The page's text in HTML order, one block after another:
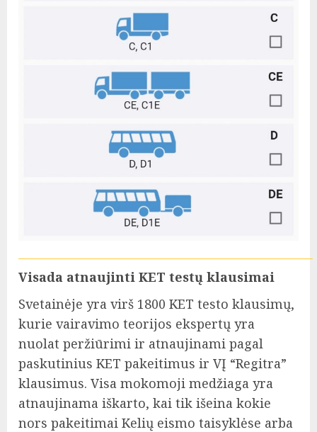
Visada atnaujinti KET testų klausimai
Svetainėje yra virš 1800 KET testo klausimų,
kurie vairavimo teorijos ekspertų yra
nuolat peržiūrimi ir atnaujinami pagal
paskutinius KET pakeitimus ir VĮ “Regitra”
klausimus. Visa mokomoji medžiaga yra
atnaujinama iškarto, kai tik išeina kokie
nors pakeitimai Kelių eismo taisyklėse arba